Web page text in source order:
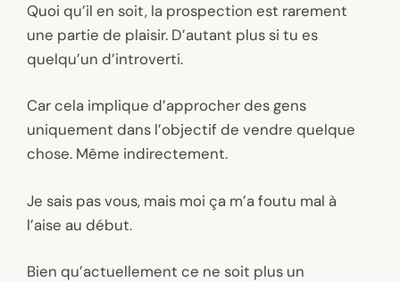
Quoi qu’il en soit, la prospection est rarement
une partie de plaisir. D’autant plus si tu es
quelqu’un d’introverti.
Car cela implique d’approcher des gens
uniquement dans l’objectif de vendre quelque
chose. Même indirectement.
Je sais pas vous, mais moi ça m’a foutu mal à
l’aise au début.
Bien qu’actuellement ce ne soit plus un